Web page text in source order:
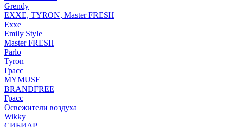
Grendy
EXXE, TYRON, Master FRESH
Exxe
Emily Style
Master FRESH
Parlo
Tyron
Грасс
MYMUSE
BRANDFREE
Грасс
Освежители воздуха
Wikky